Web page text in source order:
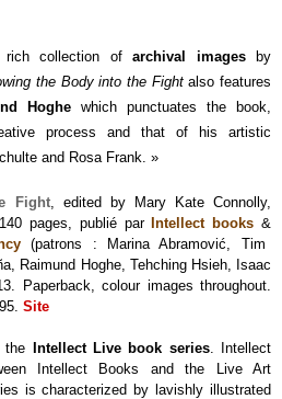
rich collection ofarchival imagesby
the Body into the Fightalso features
Hoghe which punctuates the book,
process and that of his artistic
and Rosa Frank. »
Fight, edited by Mary Kate Connolly,
pages, publié parIntellect books&
(patrons : Marina Abramović, Tim
Raimund Hoghe, Tehching Hsieh, Isaac
Paperback, colour images throughout.
Site
the Intellect Live book series. Intellect
Intellect Books and the Live Art
is characterized by lavishly illustrated